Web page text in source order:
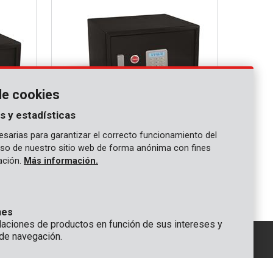
KRT692015
Caja fuerte electrónica 348x300x400mm
cookies
y estadísticas
para garantizar el correcto funcionamiento del
de nuestro sitio web de forma anónima con fines
Más información.
de productos en función de sus intereses y
navegación.